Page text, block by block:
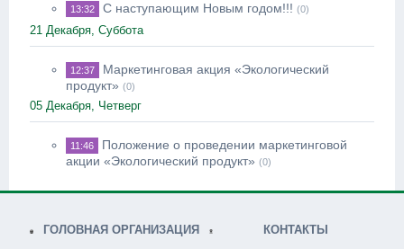
13:32 С наступающим Новым годом!!! (0)
21 Декабря, Суббота
12:37
Маркетинговая акция «Экологический
продукт» (0)
05 Декабря, Четверг
11:46
Положение о проведении маркетинговой
акции «Экологический продукт» (0)
ГОЛОВНАЯ ОРГАНИЗАЦИЯ
КОНТАКТЫ